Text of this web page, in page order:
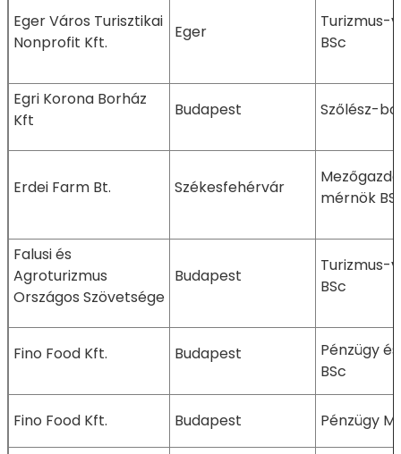
Eger Város Turisztikai
Nonprofit Kft.
Eger
Turizmus-
BSc
Egri Korona Borház
Kft
Budapest Szőlész-
Erdei Farm Bt. Székesfehérvár
mérnök
Falusi és
Agroturizmus
Országos Szövetsége
Budapest
Turizmus-
BSc
Fino Food Kft. Budapest
Pénzügy
BSc
Fino Food Kft. Budapest Pénzügy